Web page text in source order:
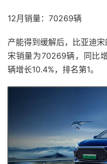
12月销量：70269辆
产能得到缓解后，比亚迪
宋销量为70269辆，同比
辆增长10.4%，排名第1。